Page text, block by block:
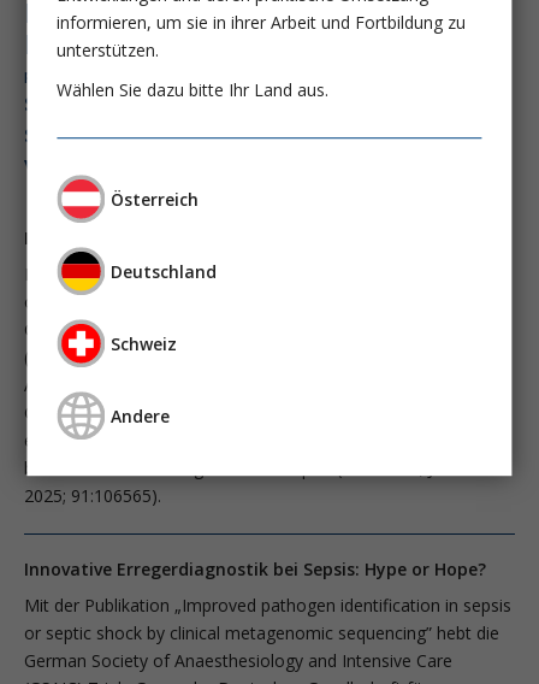
peg-implantationstechniken
perioperative nierenschädigung
pisces-studie
schluckstörung semaglutid
septischer schock surrogatparamenter
vasopressortherapie
Innovative Erregerdiagnostik bei Sepsis: Hype or Hope?
Mit der Publikation „Improved pathogen identification in sepsis
or septic shock by clinical metagenomic sequencing” hebt die
German Society of Anaesthesiology and Intensive Care
(GSAIC) Trials Group der Deutschen Gesellschaft für
Anästhesiologie und Intensivmedizin (DGAI) die Next
Generation Sequencing (NGS)-basierte Erregerdiagnostik auf
eine neue Evolutionsstufe auf dem Weg zu einer Evidenz-
basierten Standarddiagnostik bei Sepsis (Brenner T; J Infect
2025; 91:106565).
Innovative Erregerdiagnostik bei Sepsis: Hype or Hope?
Mit der Publikation „Improved pathogen identification in sepsis
or septic shock by clinical metagenomic sequencing” hebt die
German Society of Anaesthesiology and Intensive Care
informieren, um sie in ihrer Arbeit und Fortbildung zu
unterstützen.
Wählen Sie dazu bitte Ihr Land aus.
Österreich
Deutschland
Schweiz
Andere